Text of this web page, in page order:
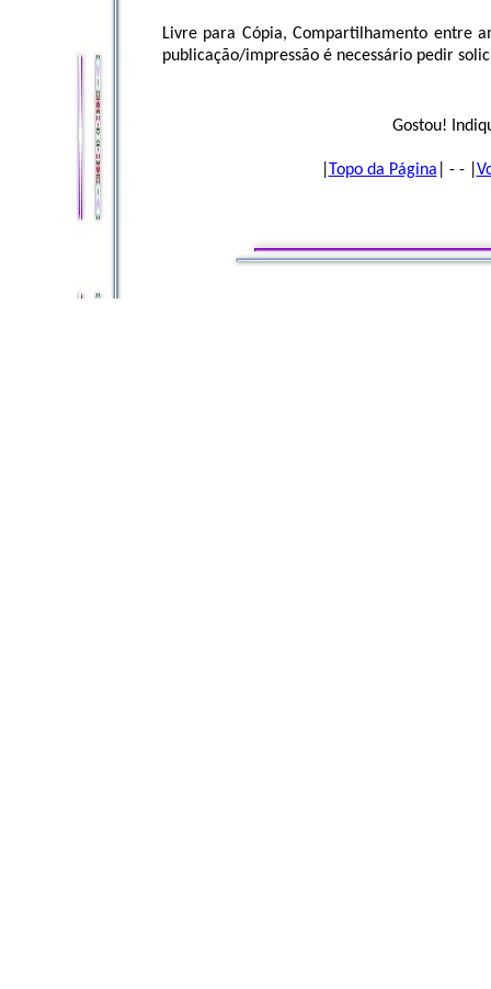
Livre para Cópia, Compartilhamento entre
publicação/impressão é necessário pedir
Gostou!
Topo da Página | - - |